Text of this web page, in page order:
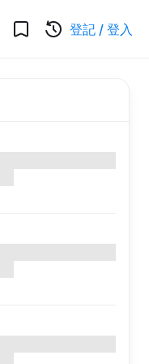
登記 / 登入